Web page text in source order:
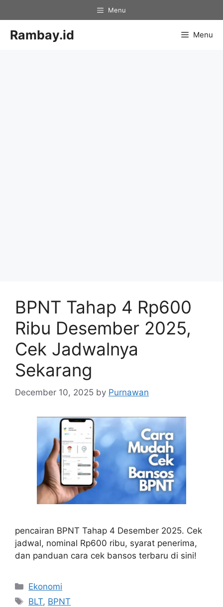
to
content
Menu
Rambay.id Menu
BPNT Tahap 4 Rp600
Ribu Desember 2025,
Cek Jadwalnya
Sekarang
December 10, 2025 by Purnawan
pencairan BPNT Tahap 4 Desember 2025. Cek
jadwal, nominal Rp600 ribu, syarat penerima,
dan panduan cara cek bansos terbaru di sini!
Categories
Ekonomi
Tags
BLT, BPNT